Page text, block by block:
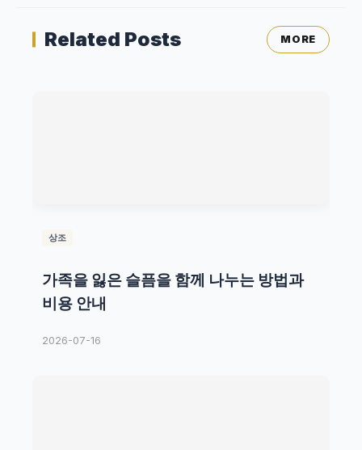
Related Posts MORE
상조
가족을 잃은 슬픔을 함께 나누는 방법과
비용 안내
2026-07-16